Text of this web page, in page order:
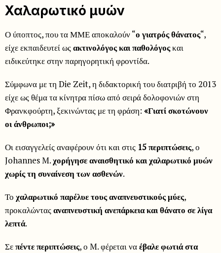
Χαλαρωτικό μυών
Ο ύποπτος, που τα ΜΜΕ αποκαλούν “ο γιατρός θάνατος“,
είχε εκπαιδευτεί ωςακτινολόγος και παθολόγοςκαι
ειδικεύτηκε στην παρηγορητική φροντίδα.
Σύμφωνα με τη Die Zeit, η διδακτορική του διατριβή το 2013
είχε ως θέμα τα κίνητρα πίσω από σειρά δολοφονιών στη
Φρανκφούρτη, ξεκινώντας με τη φράση: «Γιατί σκοτώνουν
οι άνθρωποι;»
Οι εισαγγελείς αναφέρουν ότι και στις 15 περιπτώσεις, ο
Johannes M.χορήγησε αναισθητικό και χαλαρωτικό μυών
χωρίς τη συναίνεση των ασθενών.
Το χαλαρωτικό παρέλυε τους αναπνευστικούς μύες,
προκαλώνταςαναπνευστική ανεπάρκεια και θάνατο σε λίγα
λεπτά.
Σεπέντε περιπτώσεις, ο M. φέρεται ναέβαλε φωτιά στα